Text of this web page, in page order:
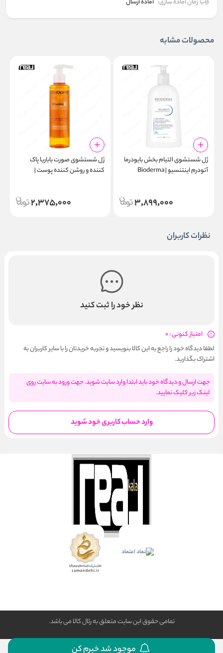
زمان آماده سازی: آماده ارسال
محصولات مشابه
ژل شستشوی التیام‌ بخش بایودرما
آتودرم اینتنسیو | Bioderma
3,899,000
ژل شستشوی صورت باباریا پاک‌
کننده و روشن‌ کننده پوست |
2,375,000
نظرات کاربران
نظر خود را ثبت کنید
امتیاز کنونی : 0
لطفا دیدگاه خود را راجع به این کالا بنویسید و تجربه خریدتان را با سایر کاربران به
اشتراک بگذارید.
جهت ارسال و دیدگاه خود باید ابتدا وارد سایت شوید. جهت ورود به سایت روی
لینک زیر کلیک نمایید.
وارد حساب کاربری خود شوید
تمامی حقوق این سایت متعلق به رئال كالا می باشد.